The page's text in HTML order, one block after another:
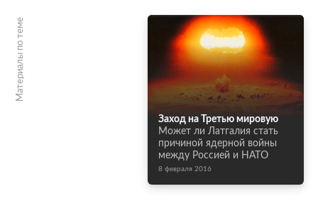
Материалы по теме
Заход на Третью мировую
Может ли Латгалия стать
причиной ядерной войны
между Россией и НАТО
8 февраля 2016